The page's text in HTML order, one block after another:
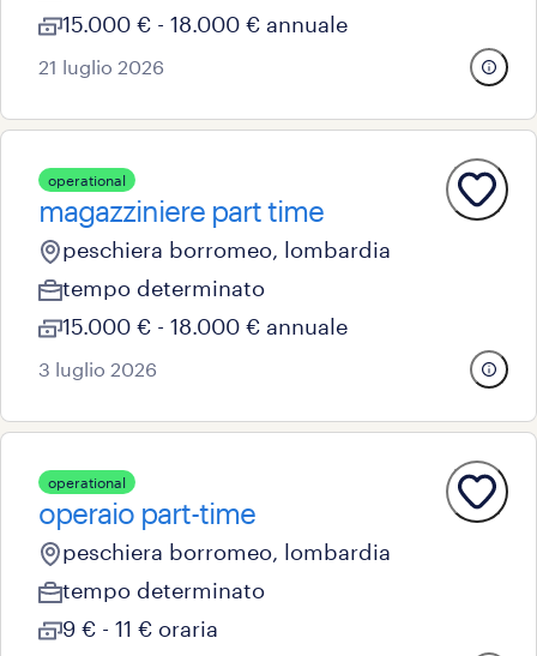
15.000 € - 18.000 € annuale
21 luglio 2026
operational
magazziniere part time
peschiera borromeo, lombardia
tempo determinato
15.000 € - 18.000 € annuale
3 luglio 2026
operational
operaio part-time
peschiera borromeo, lombardia
tempo determinato
9 € - 11 € oraria